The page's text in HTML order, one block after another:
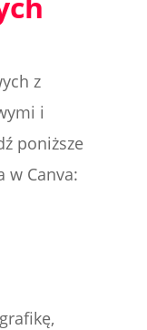
z
i
poniższe
w Canva: